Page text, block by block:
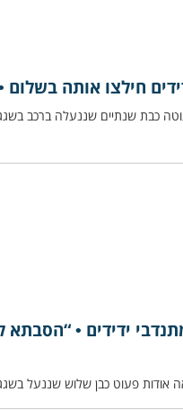
חילצו אותה בשלום
אודות פעוטה כבת שנתיים שננעלה
ידידים •